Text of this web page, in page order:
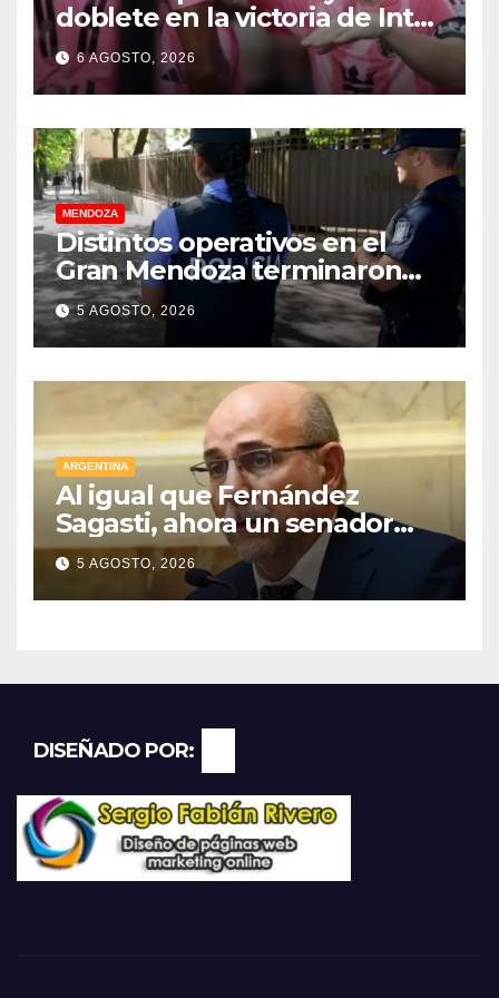
doblete en la victoria de Inter
Miami
6 AGOSTO, 2026
MENDOZA
Distintos operativos en el
Gran Mendoza terminaron
con cuatro delincuentes
detenidos
5 AGOSTO, 2026
ARGENTINA
Al igual que Fernández
Sagasti, ahora un senador
radical pidió votar en forma
remota
5 AGOSTO, 2026
DISEÑADO POR: